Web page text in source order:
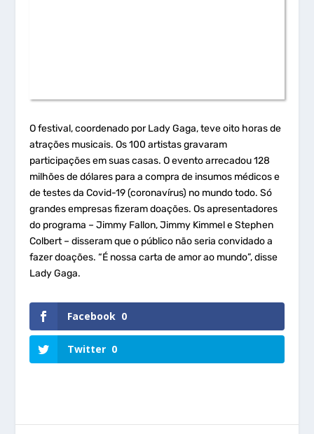
O festival, coordenado por Lady Gaga, teve oito horas de
atrações musicais. Os 100 artistas gravaram
participações em suas casas. O evento arrecadou 128
milhões de dólares para a compra de insumos médicos e
de testes da Covid-19 (coronavírus) no mundo todo. Só
grandes empresas fizeram doações. Os apresentadores
do programa – Jimmy Fallon, Jimmy Kimmel e Stephen
Colbert – disseram que o público não seria convidado a
fazer doações. “É nossa carta de amor ao mundo”, disse
Lady Gaga.
Facebook 0
Twitter 0